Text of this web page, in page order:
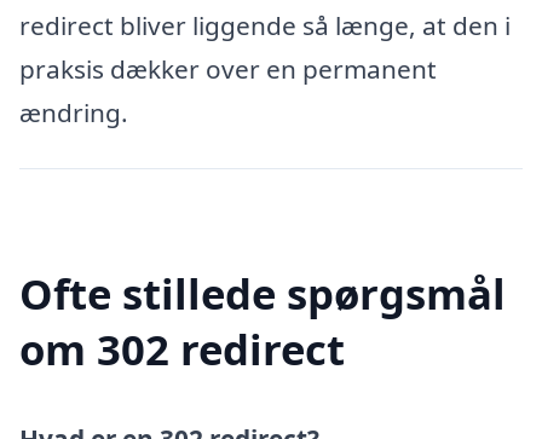
redirect bliver liggende så længe, at den i
praksis dækker over en permanent
ændring.
Ofte stillede spørgsmål
om 302 redirect